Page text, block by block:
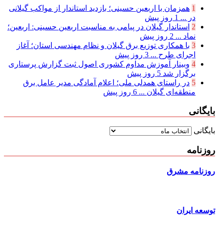
1 همزمان با اربعین حسینی؛ بازدید استاندار از مواکب گیلانی
در ... 1 روز پیش
2 استاندار گیلان در پیامی به مناسبت اربعین حسینی: اربعین؛
نماد ... 2 روز پیش
3 با همکاری توزیع برق گیلان و نظام مهندسی استان؛ آغاز
اجرای طرح ... 3 روز پیش
4 وبینار آموزش مداوم کشوری اصول ثبت گزارش پرستاری
برگزار شد 5 روز پیش
5 در راستای همدلی ملی؛ اعلام آمادگی مدیر عامل برق
منطقه‌ای گیلان ... 6 روز پیش
بایگانی
بایگانی
روزنامه
روزنامه مشرق
توسعه ایران